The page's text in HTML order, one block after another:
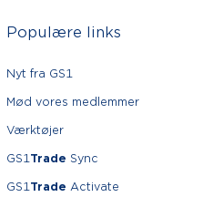
Populære links
Nyt fra GS1
Mød vores medlemmer
Værktøjer
GS1Trade Sync
GS1Trade Activate